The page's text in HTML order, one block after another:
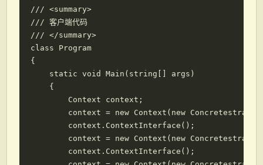
/// <summary>
/// 客户端代码
/// </summary>
class Program
{
    static void Main(string[] args)
    {
        Context context;
context = new Context(new
        context.ContextInterface();
context = new Context(new
        context.ContextInterface();